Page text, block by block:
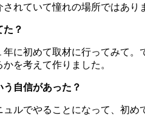
れていて憧れの場所ではあり
？
に初めて取材に行ってみて
を考えて作りました。
自信があった？
ルでやることになって、初め